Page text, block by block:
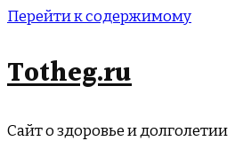
Перейти к содержимому
Totheg.ru
Сайт о здоровье и долголетии